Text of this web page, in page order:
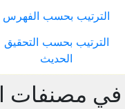
الترتيب بحسب الفهرس
الترتيب بحسب التحقيق
الحديث
في مصنفات